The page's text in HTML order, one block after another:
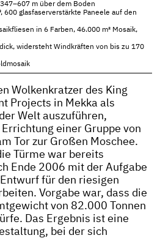
m über dem Boden
600 glasfaserverstärkte Paneele auf den
in 6 Farben, 46.000 m² Mosaik,
widersteht Windkräften von bis zu 170
Wolkenkratzer des King
Projects in Mekka als
Welt auszuführen,
einer Gruppe von
Tor zur Großen Moschee.
Türme war bereits
Ende 2006 mit der Aufgabe
für den riesigen
Vorgabe war, dass die
von 82.000 Tonnen
Das Ergebnis ist eine
bei der sich